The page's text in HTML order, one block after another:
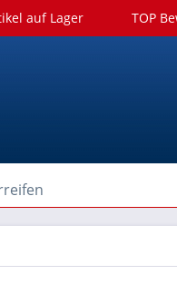
auf Lager TOP